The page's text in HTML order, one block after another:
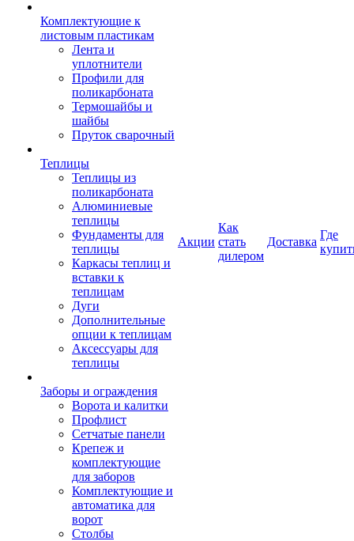
Комплектующие к
листовым пластикам
Лента и
уплотнители
Профили для
поликарбоната
Термошайбы и
шайбы
Пруток сварочный
Теплицы
Теплицы из
поликарбоната
Алюминиевые
теплицы
Фундаменты для
теплицы
Каркасы теплиц и
вставки к
теплицам
Дуги
Дополнительные
опции к теплицам
Аксессуары для
теплицы
Заборы и ограждения
Ворота и калитки
Профлист
Сетчатые панели
Крепеж и
комплектующие
для заборов
Комплектующие и
автоматика для
ворот
Столбы
Акции
Как
стать
дилером
Доставка
Где